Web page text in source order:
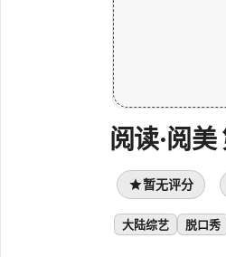
阅读·阅美
暂无评分
大陆综艺 脱口秀